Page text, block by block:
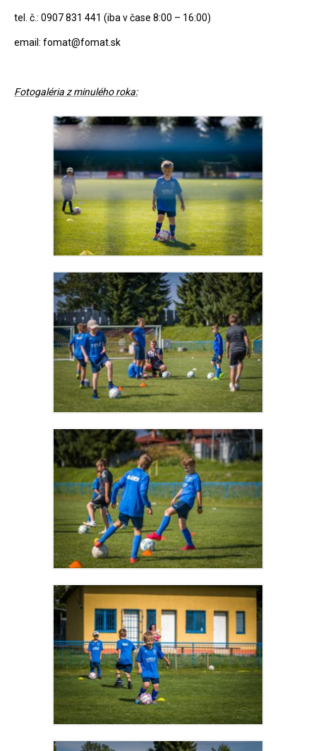
tel. č.: 0907 831 441 (iba v čase 8:00 – 16:00)
email: fomat@fomat.sk
Fotogaléria z minulého roka: